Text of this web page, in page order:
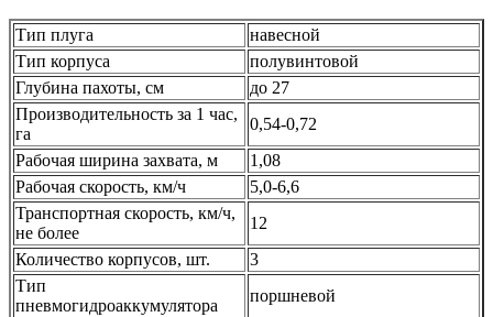
Тип плуга
навесной
Тип корпуса
полувинтовой
Глубина пахоты, см
до 27
Производительность за 1 час,
га
0,54-0,72
Рабочая ширина захвата, м
1,08
Рабочая скорость, км/ч
5,0-6,6
Транспортная скорость, км/ч,
не более
12
Количество корпусов, шт.
3
Тип
пневмогидроаккумулятора
поршневой